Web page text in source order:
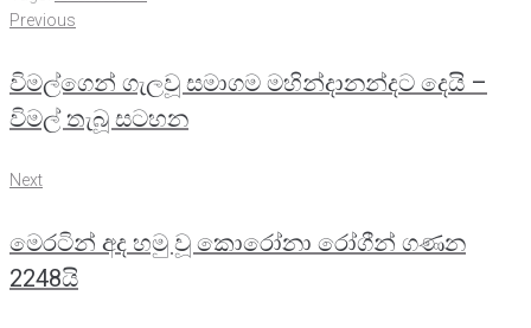
Post
navigation
Previous
Previous
විමල්ගෙන් ගැලවූ සමාගම මහින්දානන්දට දෙයි –
විමල් තැබූ සටහන
Next
Next
මෙරටින් අද හමු වූ කොරෝනා රෝගීන් ගණන
2248යි